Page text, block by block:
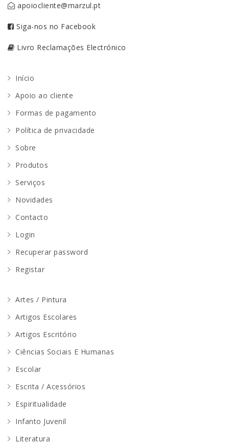
apoiocliente@marzul.pt
Siga-nos no Facebook
Livro Reclamações Electrónico
Início
Apoio ao cliente
Formas de pagamento
Política de privacidade
Sobre
Produtos
Serviços
Novidades
Contacto
Login
Recuperar password
Registar
Artes / Pintura
Artigos Escolares
Artigos Escritório
Ciências Sociais E Humanas
Escolar
Escrita / Acessórios
Espiritualidade
Infanto Juvenil
Literatura